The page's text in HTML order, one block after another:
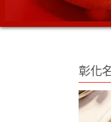
彰化